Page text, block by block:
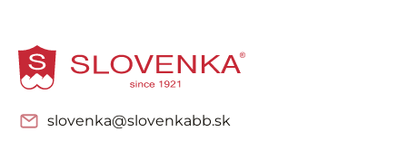
slovenka@slovenkabb.sk